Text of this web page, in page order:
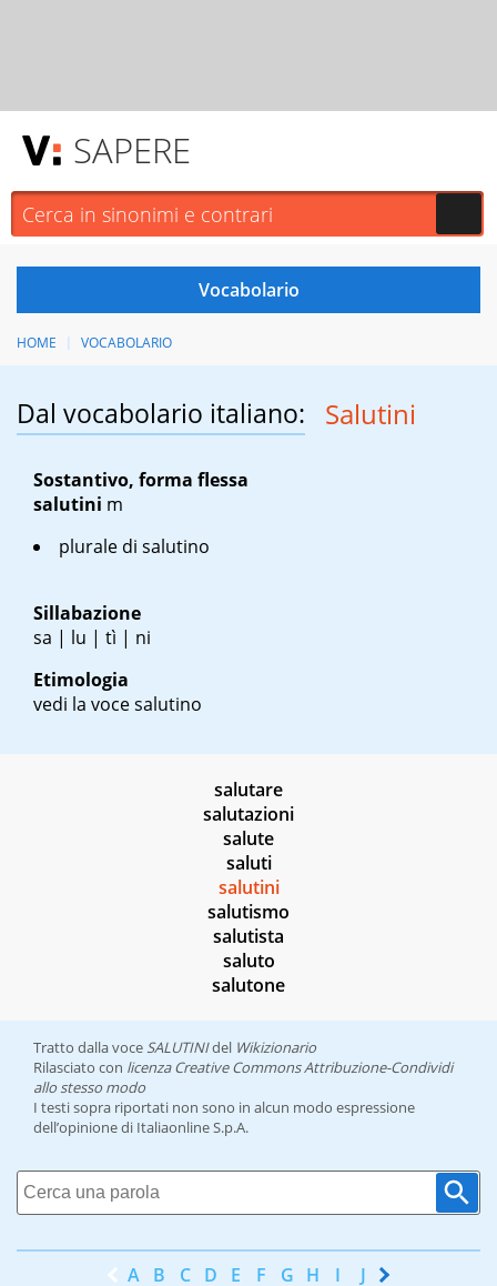
SAPERE
HOME VOCABOLARIO
Dal vocabolario italiano: Salutini
Sostantivo, forma flessa
salutini m
plurale di salutino
Sillabazione
sa | lu | tì | ni
Etimologia
vedi la voce salutino
salutare
salutazioni
salute
saluti
salutini
salutismo
salutista
saluto
salutone
Tratto dalla voce SALUTINIdel Wikizionario
Rilasciato con licenza Creative Commons Attribuzione-Condividi
allo stesso modo
I testi sopra riportati non sono in alcun modo espressione
dell’opinione di Italiaonline S.p.A.
A B C D E F G H I J K